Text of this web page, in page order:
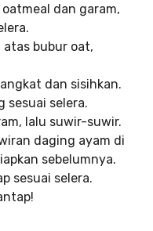
dan garam,
atas bubur oat,
dan sisihkan.
sesuai selera.
lalu suwir-suwir.
daging ayam di
sebelumnya.
sesuai selera.